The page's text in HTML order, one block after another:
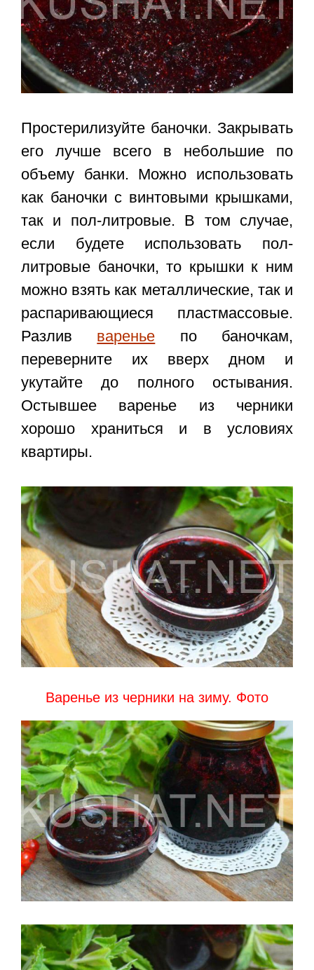
Простерилизуйте баночки. Закрывать
его лучше всего в небольшие по
объему банки. Можно использовать
как баночки с винтовыми крышками,
так и пол-литровые. В том случае,
если будете использовать пол-
литровые баночки, то крышки к ним
можно взять как металлические, так и
распаривающиеся пластмассовые.
Разлив варенье по баночкам,
переверните их вверх дном и
укутайте до полного остывания.
Остывшее варенье из черники
хорошо храниться и в условиях
квартиры.
Варенье из черники на зиму. Фото